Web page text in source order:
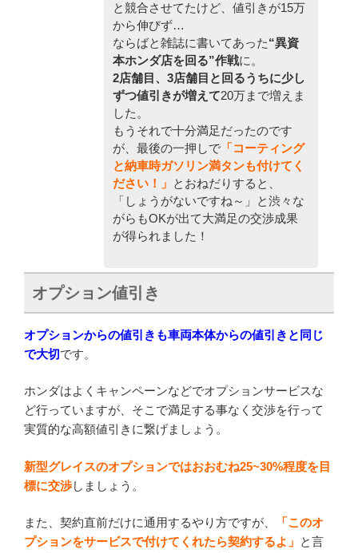
と競合させてたけど、値引きが15万
から伸びず…
ならばと雑誌に書いてあった“異資
本ホンダ店を回る”作戦に。
2店舗目、3店舗目と回るうちに少し
ずつ値引きが増えて20万まで増えま
した。
もうそれで十分満足だったのです
が、最後の一押しで 「コーティング
と納車時ガソリン満タンも付けてく
ださい！」 とおねだりすると、
「しょうがないですね～」と渋々な
がらもOKが出て大満足の交渉成果
が得られました！
オプション値引き
オプションからの値引きも車両本体からの値引きと同じ
で大切です。
ホンダはよくキャンペーンなどでオプションサービスな
ど行っていますが、そこで満足する事なく交渉を行って
実質的な高額値引きに繋げましょう。
新型グレイスのオプションではおおむね25~30%程度を目
標に交渉しましょう。
また、契約直前だけに通用するやり方ですが、
「このオ
プションをサービスで付けてくれたら契約するよ」 と言